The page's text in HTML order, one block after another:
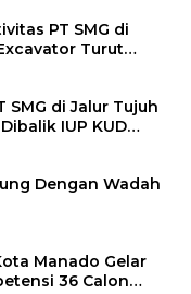
PT SMG di
Turut
SMG di Jalur Tujuh
IUP KUD
Dengan Wadah
Manado Gelar
36 Calon